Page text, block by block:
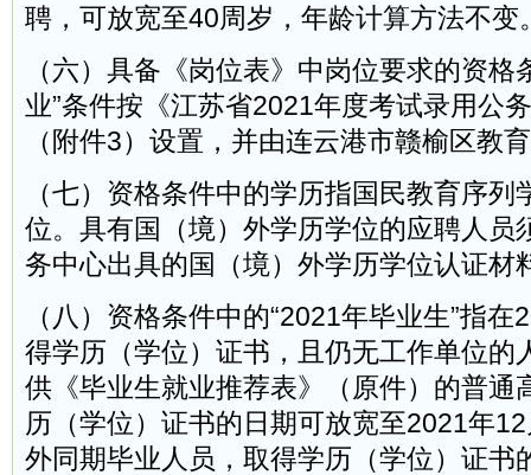
聘，可放宽至40周岁，年龄计算方法不变
（六）具备《岗位表》中岗位要求的资格
业”条件按《江苏省2021年度考试录用公
（附件3）设置，并由连云港市赣榆区教
（七）资格条件中的学历指国民教育序
位。具有国（境）外学历学位的应聘人员
务中心出具的国（境）外学历学位认证材
（八）资格条件中的“2021年毕业生”指
得学历（学位）证书，且仍无工作单位的
供《毕业生就业推荐表》（原件）的普通
历（学位）证书的日期可放宽至2021年
外同期毕业人员，取得学历（学位）证书